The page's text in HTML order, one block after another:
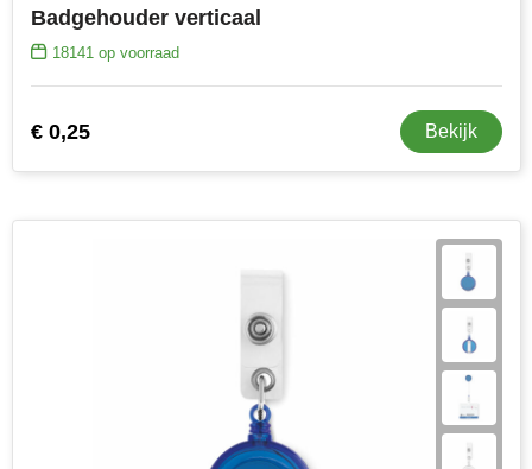
Badgehouder verticaal
18141op voorraad
€ 0,25 Bekijk